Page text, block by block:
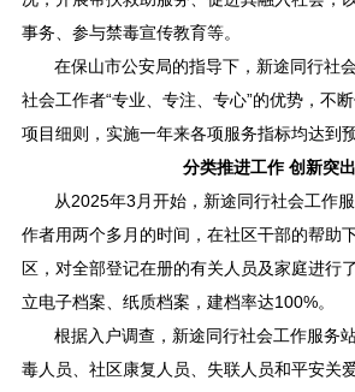
事务、参与禁毒宣传教育等。
在保山市公安局的指导下，新途同行社
社会工作者“专业、专注、专心”的优势，不
项目细则，实施一年来各项服务指标均达到
分类推进工作 创新突
从2025年3月开始，新途同行社会工作
作者用两个多月的时间，在社区干部的帮助
区，对全部登记在册的有关人员及家庭进行
立电子档案、纸质档案，建档率达100%。
根据入户调查，新途同行社会工作服务
毒人员、社区康复人员、失联人员和平安关